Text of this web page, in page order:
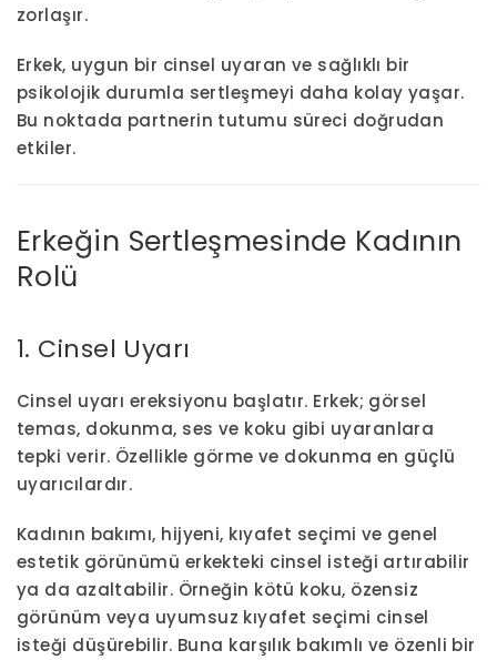
zorlaşır.
Erkek, uygun bir cinsel uyaran ve sağlıklı bir
psikolojik durumla sertleşmeyi daha kolay yaşar.
Bu noktada partnerin tutumu süreci doğrudan
etkiler.
Erkeğin Sertleşmesinde Kadının
Rolü
1. Cinsel Uyarı
Cinsel uyarı ereksiyonu başlatır. Erkek; görsel
temas, dokunma, ses ve koku gibi uyaranlara
tepki verir. Özellikle görme ve dokunma en güçlü
uyarıcılardır.
Kadının bakımı, hijyeni, kıyafet seçimi ve genel
estetik görünümü erkekteki cinsel isteği artırabilir
ya da azaltabilir. Örneğin kötü koku, özensiz
görünüm veya uyumsuz kıyafet seçimi cinsel
isteği düşürebilir. Buna karşılık bakımlı ve özenli bir